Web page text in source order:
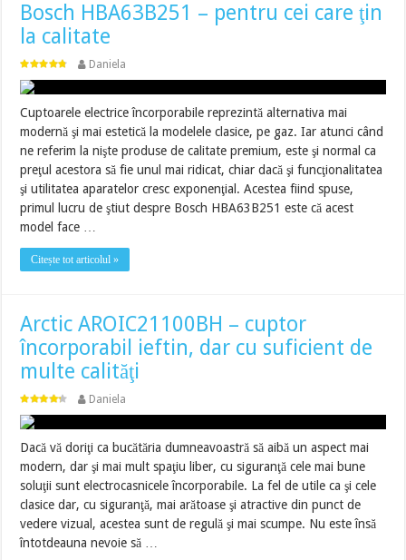
Bosch HBA63B251 – pentru cei care ţin
la calitate
Daniela
Cuptoarele electrice încorporabile reprezintă alternativa mai
modernă şi mai estetică la modelele clasice, pe gaz. Iar atunci când
ne referim la nişte produse de calitate premium, este şi normal ca
preţul acestora să fie unul mai ridicat, chiar dacă şi funcţionalitatea
şi utilitatea aparatelor cresc exponenţial. Acestea fiind spuse,
primul lucru de ştiut despre Bosch HBA63B251 este că acest
model face …
Citește tot articolul »
Arctic AROIC21100BH – cuptor
încorporabil ieftin, dar cu suficient de
multe calităţi
Daniela
Dacă vă doriţi ca bucătăria dumneavoastră să aibă un aspect mai
modern, dar şi mai mult spaţiu liber, cu siguranţă cele mai bune
soluţii sunt electrocasnicele încorporabile. La fel de utile ca şi cele
clasice dar, cu siguranţă, mai arătoase şi atractive din punct de
vedere vizual, acestea sunt de regulă şi mai scumpe. Nu este însă
întotdeauna nevoie să …